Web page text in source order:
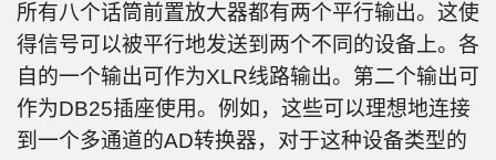
所有八个话筒前置放大器都有两个平行输出。这使
得信号可以被平行地发送到两个不同的设备上。各
自的一个输出可作为XLR线路输出。第二个输出可
作为DB25插座使用。例如，这些可以理想地连接
到一个多通道的AD转换器，对于这种设备类型的